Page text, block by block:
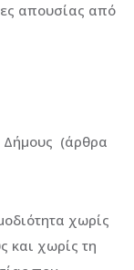
απουσίας από
Δήμους (άρθρα
χωρίς
και χωρίς τη